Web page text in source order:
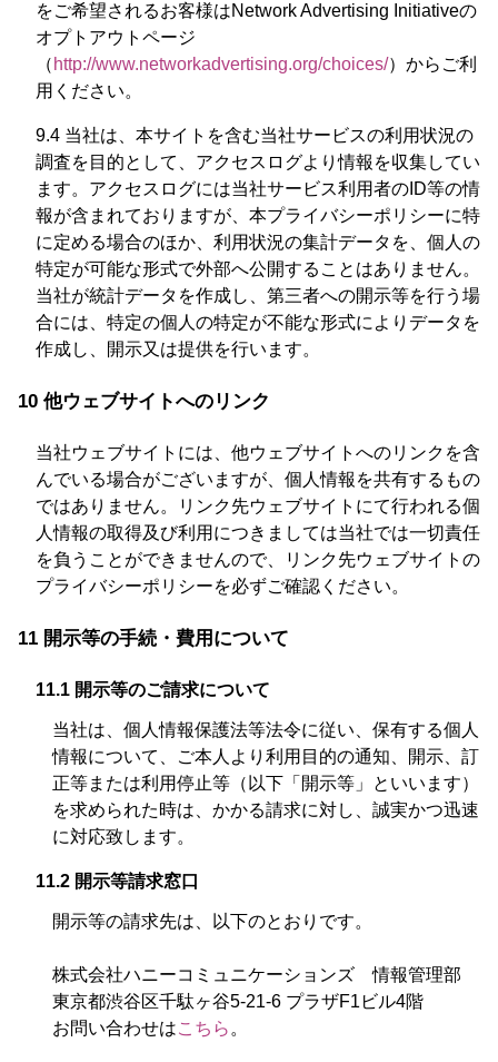
をご希望されるお客様はNetwork Advertising Initiativeの
オプトアウトページ
（ http://www.networkadvertising.org/choices/）からご利
用ください。
9.4 当社は、本サイトを含む当社サービスの利用状況の
調査を目的として、アクセスログより情報を収集してい
ます。アクセスログには当社サービス利用者のID等の情
報が含まれておりますが、本プライバシーポリシーに特
に定める場合のほか、利用状況の集計データを、個人の
特定が可能な形式で外部へ公開することはありません。
当社が統計データを作成し、第三者への開示等を行う場
合には、特定の個人の特定が不能な形式によりデータを
作成し、開示又は提供を行います。
10 他ウェブサイトへのリンク
当社ウェブサイトには、他ウェブサイトへのリンクを含
んでいる場合がございますが、個人情報を共有するもの
ではありません。リンク先ウェブサイトにて行われる個
人情報の取得及び利用につきましては当社では一切責任
を負うことができませんので、リンク先ウェブサイトの
プライバシーポリシーを必ずご確認ください。
11 開示等の手続・費用について
11.1 開示等のご請求について
当社は、個人情報保護法等法令に従い、保有する個人
情報について、ご本人より利用目的の通知、開示、訂
正等または利用停止等（以下「開示等」といいます）
を求められた時は、かかる請求に対し、誠実かつ迅速
に対応致します。
11.2 開示等請求窓口
開示等の請求先は、以下のとおりです。
株式会社ハニーコミュニケーションズ 情報管理部
東京都渋谷区千駄ヶ谷5-21-6 プラザF1ビル4階
お問い合わせはこちら 。